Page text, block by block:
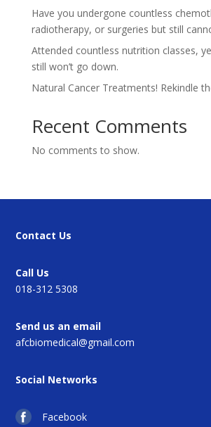
Have you undergone countless
radiotherapy, or surgeries but still
Attended countless nutrition classes,
still won’t go down.
Natural Cancer Treatments! Rekindle
Recent Comments
No comments to show.
Contact Us
Call Us
018-312 5308
Send us an email
afcbiomedical@gmail.com
Social Networks
Facebook